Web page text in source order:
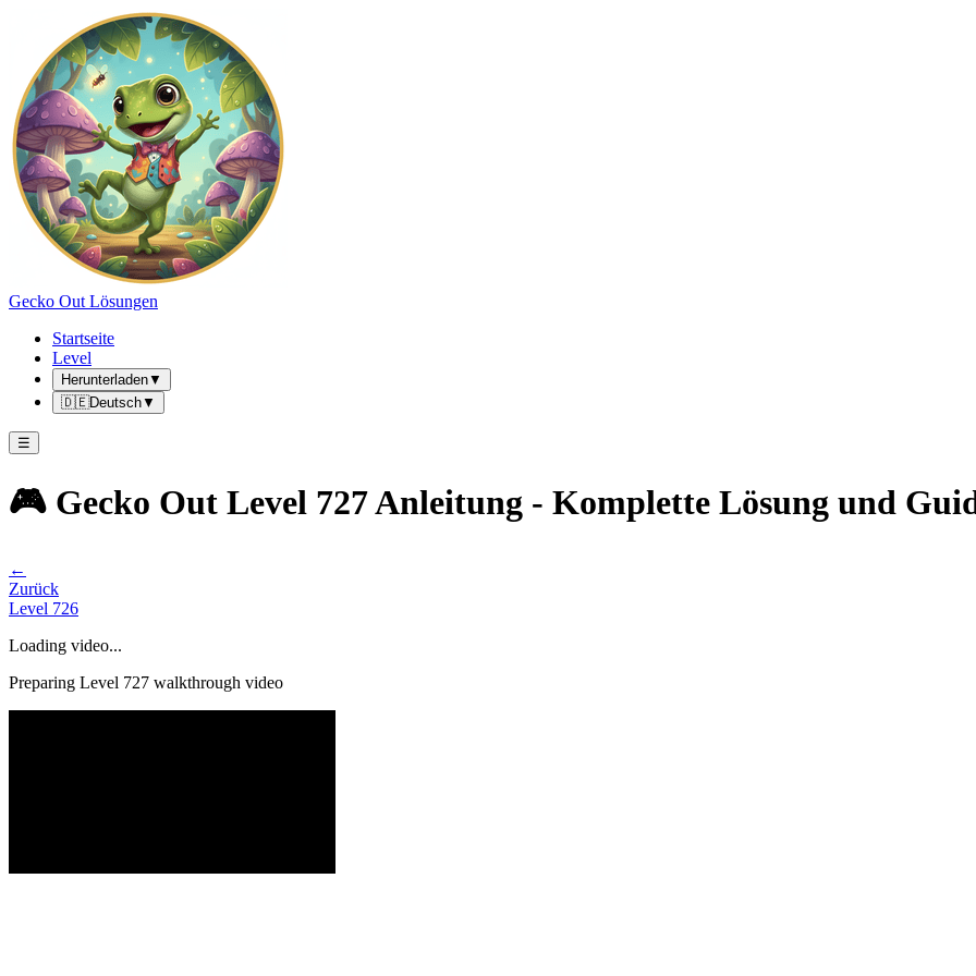
Gecko Out Lösungen
Startseite
Level
Herunterladen▼
🇩🇪Deutsch▼
☰
🎮 Gecko Out Level 727 Anleitung - Komplette Lösung und
←
Zurück
Level 726
Loading video...
Preparing Level 727 walkthrough video